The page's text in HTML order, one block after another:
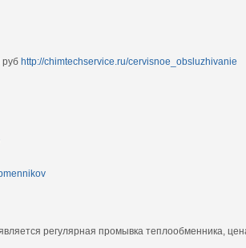
руб http://chimtechservice.ru/cervisnoe_obsluzhivanie
регулярная промывка теплообменника,